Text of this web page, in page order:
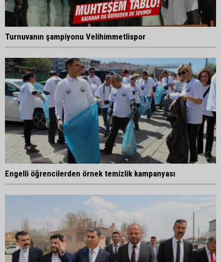
Turnuvanın şampiyonu Velihimmetlispor
Engelli öğrencilerden örnek temizlik kampanyası